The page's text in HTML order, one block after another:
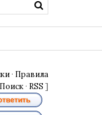
· Правила
Поиск · RSS ]